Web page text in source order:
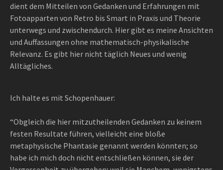
dient dem Mitteilen von Gedanken und Erfahrungen mit
Fotoapparten von Retro bis Smart in Praxis und Theorie
unterwegs und zwischendurch. Hier gibt es meine Ansichten
und Auffassungen ohne mathematisch-physikalische
Relevanz. Es gibt hier nicht täglich Neues und wenig
Alltägliches.
Ich halte es mit Schopenhauer:
“Obgleich die hier mitzutheilenden Gedanken zu keinem
festen Resultate führen, vielleicht eine bloße
metaphysische Phantasie genannt werden könnten; so
habe ich mich doch nicht entschließen können, sie der